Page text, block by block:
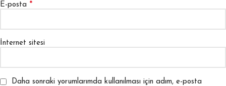
E-posta *
İnternet sitesi
Daha sonraki yorumlarımda kullanılması için adım, e-posta